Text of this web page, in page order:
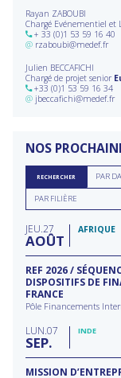
Rayan ZABOUBI
Chargé Evénementiel et
+ 33 (0)1 53 59 16 40
@ rzaboubi@medef.fr
Julien BECCAFICHI
Chargé de projet senior
+33 (0)1 53 59 16 34
@ jbeccafichi@medef.fr
NOS
RECHERCHER
parPAR
Rechercher
parPAR FILIÈRE
JEU 27
AOÛT
AFRIQUE
REF 2026 /
DISPOSITIFS DE
FRANCE
Pôle Financements
LUN 07
SEP
INDE
MISSION